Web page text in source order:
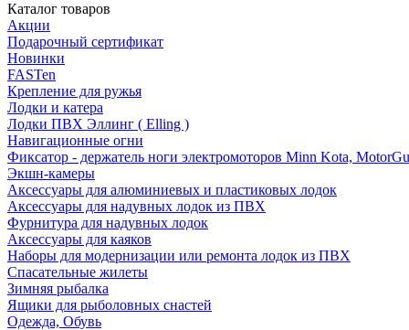
Каталог товаров
Акции
Подарочный сертификат
Новинки
FASTen
Крепление для ружья
Лодки и катера
Лодки ПВХ Эллинг ( Elling )
Навигационные огни
Фиксатор - держатель ноги электромоторов Minn Kota,
Экшн-камеры
Аксессуары для алюминиевых и пластиковых лодок
Аксессуары для надувных лодок из ПВХ
Фурнитура для надувных лодок
Аксессуары для каяков
Наборы для модернизации или ремонта лодок из ПВХ
Спасательные жилеты
Зимняя рыбалка
Ящики для рыболовных снастей
Одежда, Обувь